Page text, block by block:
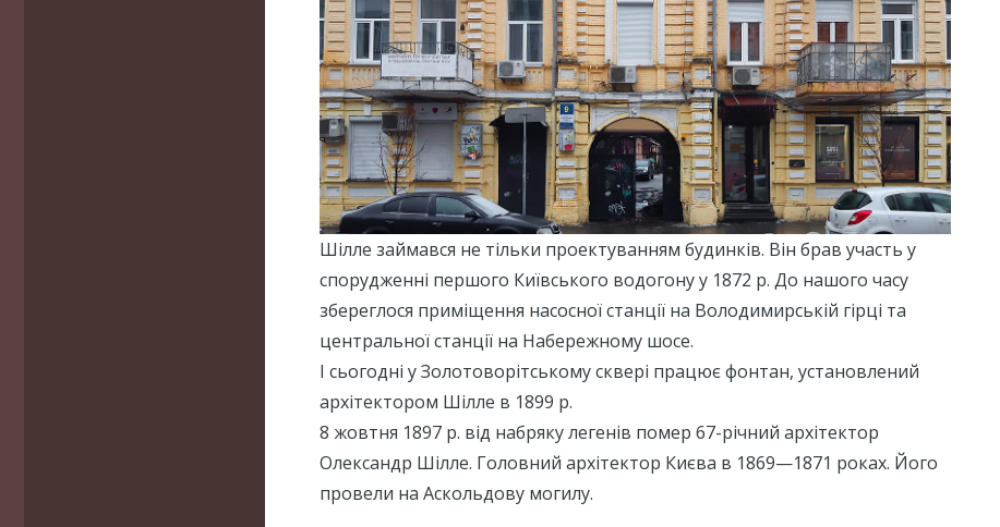
Шілле займався не тільки проектуванням будинків. Він брав участь у
спорудженні першого Київського водогону у 1872 р. До нашого часу
збереглося приміщення насосної станції на Володимирській гірці та
центральної станції на Набережному шосе.
І сьогодні у Золотоворітському сквері працює фонтан, установлений
архітектором Шілле в 1899 р.
8 жовтня 1897 р. від набряку легенів помер 67-річний архітектор
Олександр Шілле. Головний архітектор Києва в 1869—1871 роках. Його
провели на Аскольдову могилу.